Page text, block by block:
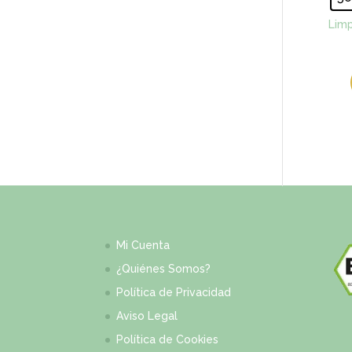
Mi Cuenta
¿Quiénes Somos?
Política de Privacidad
Aviso Legal
Política de Cookies